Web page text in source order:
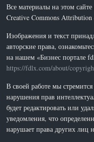
Все материалы на этом
Creative Commons
Изображения и текст
авторские права,
на нашем «Бизнес портале
https://fdlx.com/about/
В своей работе мы
нарушения прав
будет редактировать или
уведомления, что
нарушает права других лиц